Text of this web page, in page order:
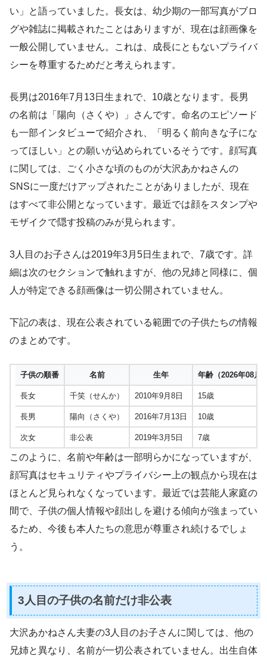
い」と語っていました。長女は、幼少期の一部写真がブロ
グや雑誌に掲載されたことはありますが、現在は顔画像を
一般公開していません。これは、成長にともないプライバ
シーを尊重するためだと考えられます。
長男は2016年7月13日生まれで、10歳となります。長男
の名前は「陽向（さくや）」さんです。命名のエピソード
も一部インタビューで紹介され、「明るく前向きな子にな
ってほしい」との願いが込められているそうです。顔写真
に関しては、ごく小さな頃のものが大沢あかねさんの
SNSに一度だけアップされたことがありましたが、現在
はすべて非公開となっています。最近では顔をスタンプや
モザイクで隠す投稿のみが見られます。
3人目のお子さんは2019年3月5日生まれで、7歳です。詳
細は次のセクションで触れますが、他の兄姉と同様に、個
人が特定できる顔画像は一切公開されていません。
下記の表は、現在公表されている範囲での子供たちの情報
のまとめです。
子供の順番 名前 生年 年齢（2026年08月
長女 千笑（せんか） 2010年9月8日 15歳
長男 陽向（さくや） 2016年7月13日 10歳
次女 非公表 2019年3月5日 7歳
このように、名前や年齢は一部明らかになっていますが、
顔写真はセキュリティやプライバシー上の観点から現在は
ほとんど見られなくなっています。最近では芸能人家庭の
間で、子供の個人情報や顔出しを避ける傾向が強まってい
るため、今後も本人たちの意思が尊重され続けるでしょ
う。
3人目の子供の名前だけ非公表
大沢あかねさん夫妻の3人目のお子さんに関しては、他の
兄姉と異なり、名前が一切公表されていません。出生自体